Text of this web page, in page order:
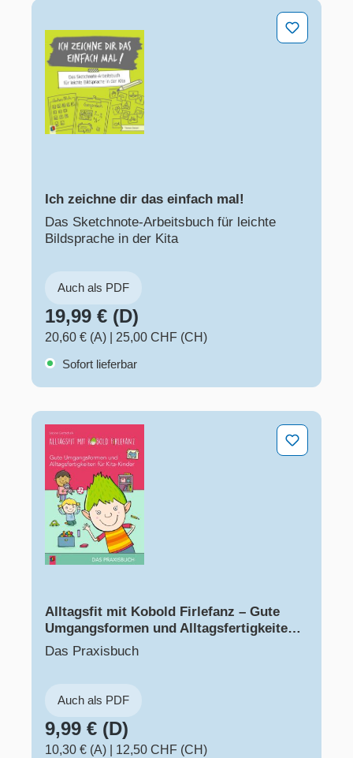
Ich zeichne dir das einfach mal!
Das Sketchnote-Arbeitsbuch für leichte
Bildsprache in der Kita
Auch als PDF
19,99 € (D)
20,60 € (A)
25,00 CHF (CH)
Sofort lieferbar
Alltagsfit mit Kobold Firlefanz – Gute Umgangsformen
Alltagsfit mit Kobold Firlefanz – Gute
Umgangsformen und Alltagsfertigkeiten
für Kita-Kinder
Das Praxisbuch
Auch als PDF
9,99 € (D)
10,30 € (A)
12,50 CHF (CH)